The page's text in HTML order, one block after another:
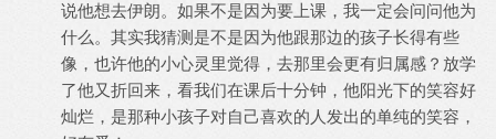
说他想去伊朗。如果不是因为要上课，我一定会问问他为
什么。其实我猜测是不是因为他跟那边的孩子长得有些
像，也许他的小心灵里觉得，去那里会更有归属感？放学
了他又折回来，看我们在课后十分钟，他阳光下的笑容好
灿烂，是那种小孩子对自己喜欢的人发出的单纯的笑容，